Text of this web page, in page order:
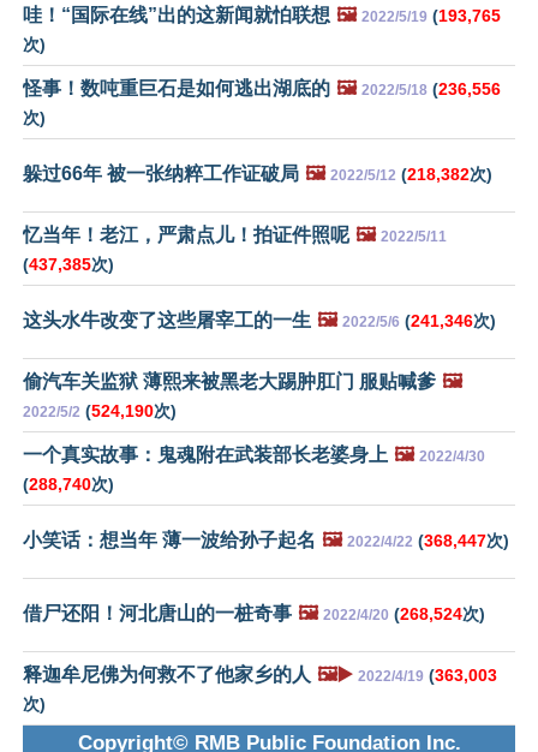
哇！“国际在线”出的这新闻就怕联想 🖼️ 2022/5/19 (193,765
次)
怪事！数吨重巨石是如何逃出湖底的 🖼️ 2022/5/18 (236,556
次)
躲过66年 被一张纳粹工作证破局 🖼️ 2022/5/12 (218,382次)
忆当年！老江，严肃点儿！拍证件照呢 🖼️ 2022/5/11
(437,385次)
这头水牛改变了这些屠宰工的一生 🖼️ 2022/5/6 (241,346次)
偷汽车关监狱 薄熙来被黑老大踢肿肛门 服贴喊爹 🖼️
2022/5/2 (524,190次)
一个真实故事：鬼魂附在武装部长老婆身上 🖼️ 2022/4/30
(288,740次)
小笑话：想当年 薄一波给孙子起名 🖼️ 2022/4/22 (368,447次)
借尸还阳！河北唐山的一桩奇事 🖼️ 2022/4/20 (268,524次)
释迦牟尼佛为何救不了他家乡的人 🖼️▶️ 2022/4/19 (363,003
次)
Copyright© RMB Public Foundation Inc.